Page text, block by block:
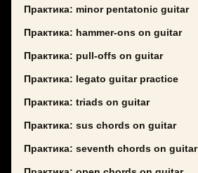
Практика: minor pentatonic guitar
Практика: hammer-ons on guitar
Практика: pull-offs on guitar
Практика: legato guitar practice
Практика: triads on guitar
Практика: sus chords on guitar
Практика: seventh chords on guitar